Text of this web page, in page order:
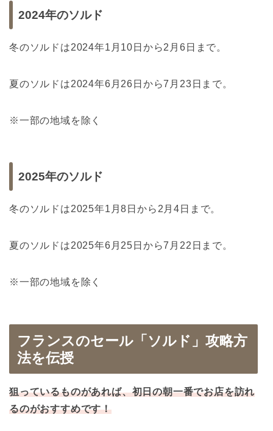
2024年のソルド
冬のソルドは2024年1月10日から2月6日まで。
夏のソルドは2024年6月26日から7月23日まで。
※一部の地域を除く
2025年のソルド
冬のソルドは2025年1月8日から2月4日まで。
夏のソルドは2025年6月25日から7月22日まで。
※一部の地域を除く
フランスのセール「ソルド」攻略方
法を伝授
狙っているものがあれば、初日の朝一番でお店を訪れ
るのがおすすめです！